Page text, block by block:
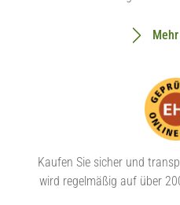
Kaufen Sie sicher und
wird regelmäßig auf über